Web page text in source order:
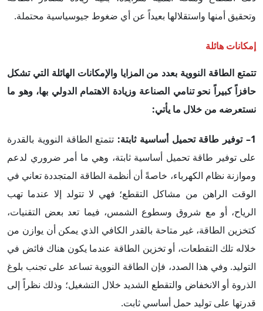
وتحقيق أمنها واستقلالها بعيداً عن أي ضغوط جيوسياسية محتملة.
إمكانات هائلة
تتمتع الطاقة النووية بعدد من المزايا والإمكانات الهائلة التي تشكل
حافزاً كبيراً نحو تنامي الصناعة وزيادة الاهتمام الدولي بها، وهو ما
نستعرضه من خلال ما يأتي:
1– توفير طاقة تحميل أساسية ثابتة:
تتمتع الطاقة النووية بالقدرة
على توفير طاقة تحميل أساسية ثابتة، وهي ما أمر ضروري لدعم
وموازنة نظام الكهرباء، خاصةً أن أنظمة الطاقة المتجددة تعاني في
الوقت الراهن من مشاكل التقطع؛ فهي لا تتولد إلا عندما تهب
الرياح، أو مع شروق وسطوع الشمس، فيما تعد بعض التقنيات،
كتخزين الطاقة، غير متاحة بالقدر الكافي الذي يمكن أن يوازن من
خلاله تلك التقطعات، أو تخزين الطاقة عندما يكون هناك فائض في
التوليد. وفي هذا الصدد، فإن الطاقة النووية تساعد على تجنب بلوغ
الذروة أو الانخفاض والتقطع الشديد خلال التشغيل؛ وذلك نظراً إلى
قدرتها على توليد حمل أساسي ثابت.